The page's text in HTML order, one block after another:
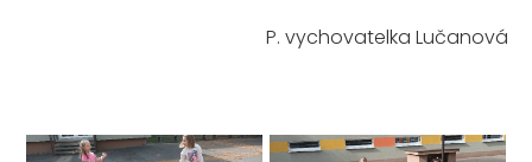
P. vychovatelka Lučanová